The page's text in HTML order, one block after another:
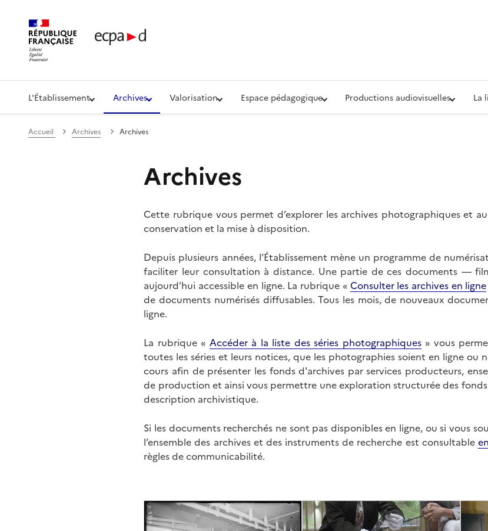
Établissement de communication et de production audiovisuelle de la Défense (ECPAD)
L'Établissement Archives Valorisation Espace pédagogique Productions audiovisuelles La
Accueil Archives Archives
Archives
Cette rubrique vous permet d’explorer les archives photographiques et
conservation et la mise à disposition.
Depuis plusieurs années, l’Établissement mène un programme de
faciliter leur consultation à distance. Une partie de ces documents —
aujourd’hui accessible en ligne. La rubrique « Consulter les archives en ligne
de documents numérisés diffusables. Tous les mois, de nouveaux
ligne.
La rubrique « Accéder à la liste des séries photographiques» vous
toutes les séries et leurs notices, que les photographies soient en ligne ou
cours afin de présenter les fonds d'archives par services producteurs,
de production et ainsi vous permettre une exploration structurée des
description archivistique.
Si les documents recherchés ne sont pas disponibles en ligne, ou si vous
l’ensemble des archives et des instruments de recherche est consultable
règles de communicabilité.